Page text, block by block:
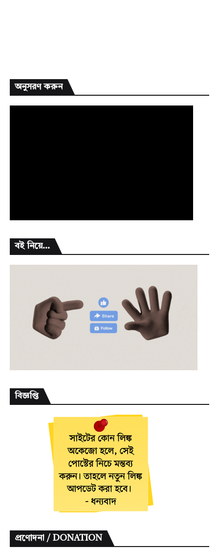
অনুসরণ করুন
বই নিয়ে...
বিজ্ঞপ্তি
প্রণোদনা / DONATION